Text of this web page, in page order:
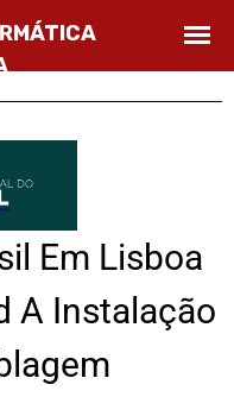
Em Lisboa
A Instalação